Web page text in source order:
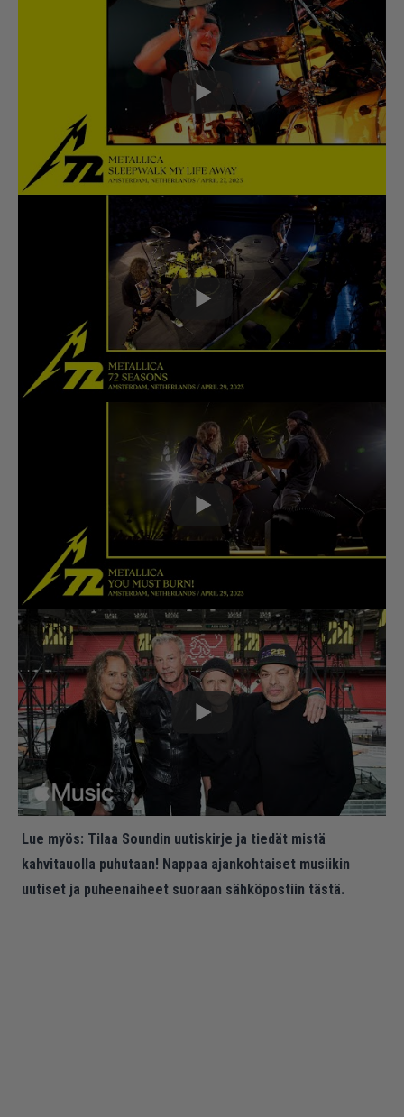
Lue myös: Tilaa Soundin uutiskirje ja tiedät mistä
kahvitauolla puhutaan! Nappaa ajankohtaiset musiikin
uutiset ja puheenaiheet suoraan sähköpostiin tästä.